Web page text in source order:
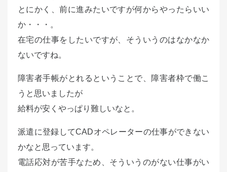
とにかく、前に進みたいですが何からやったらいい
か・・・。
在宅の仕事をしたいですが、そういうのはなかなか
ないですね。
障害者手帳がとれるということで、障害者枠で働こ
うと思いましたが
給料が安くやっぱり難しいなと。
派遣に登録してCADオペレーターの仕事ができない
かなと思っています。
電話応対が苦手なため、そういうのがない仕事がい